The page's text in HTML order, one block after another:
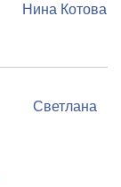
Нина Котова
Светлана